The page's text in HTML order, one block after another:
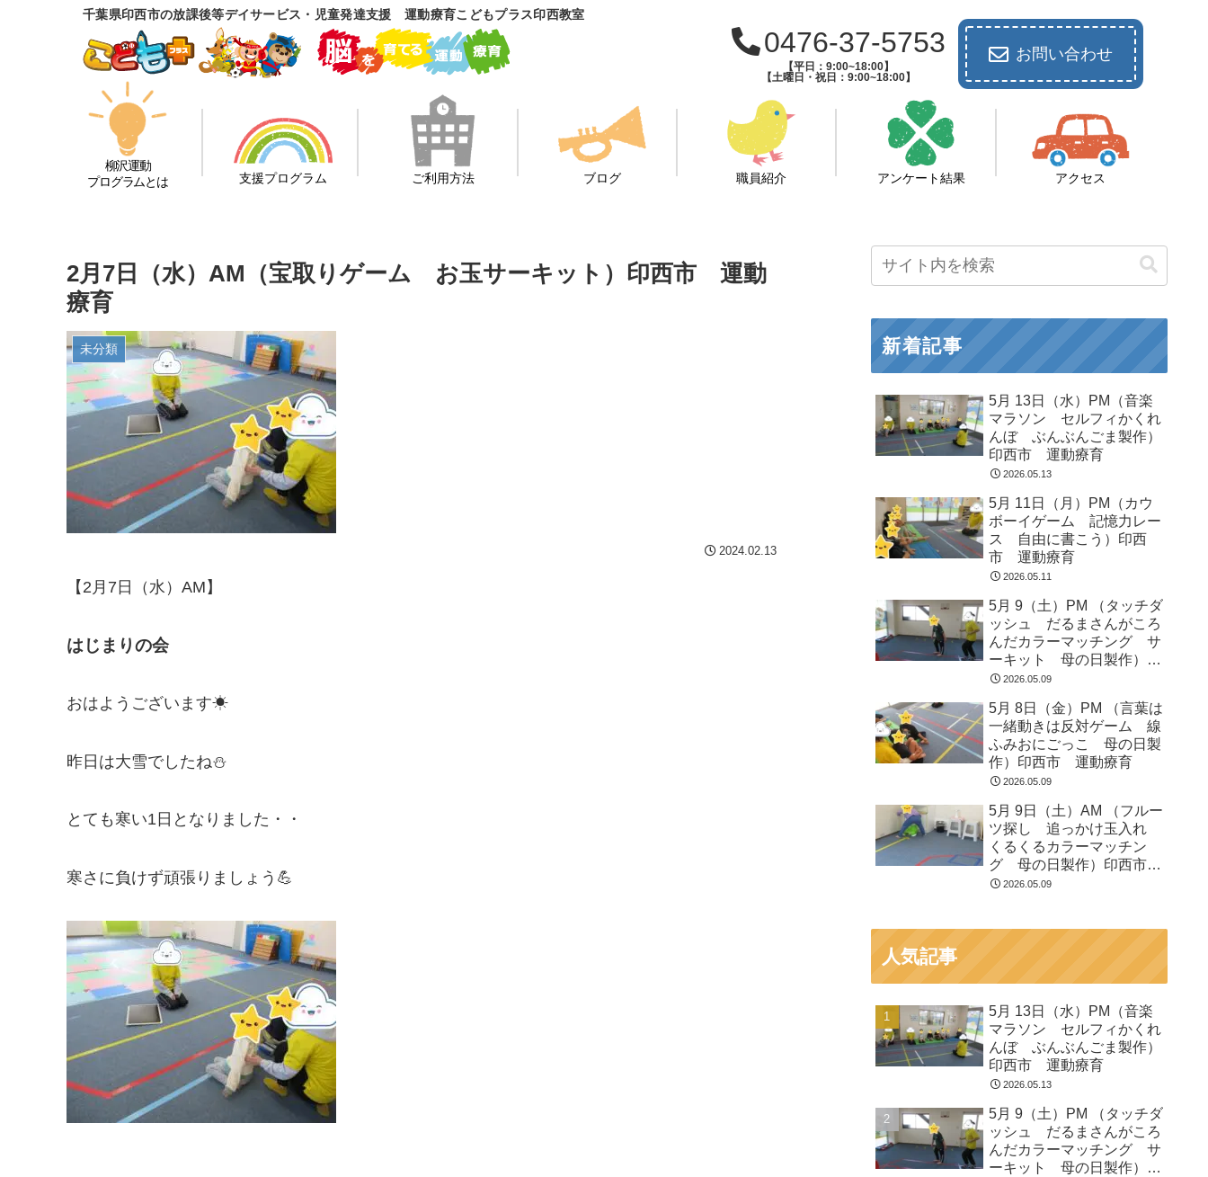
千葉県印西市の放課後等デイサービス・児童発達支援 運動療育こどもプラス印西教室
0476-37-5753
【平日：9:00~18:00】
【土曜日・祝日：9:00~18:00】
お問い合わせ
柳沢運動
プログラムとは
支援プログラム ご利用方法 ブログ 職員紹介 アンケート結果 アクセス
2月7日（水）AM（宝取りゲーム お玉サーキット）印西市 運動
療育
未分類
2024.02.13
【2月7日（水）AM】
はじまりの会
おはようございます☀
昨日は大雪でしたね⛄
とても寒い1日となりました・・
寒さに負けず頑張りましょう💪
新着記事
5月 13日（水）PM（音楽
マラソン セルフィかくれ
んぼ ぶんぶんごま製作）
印西市 運動療育
2026.05.13
5月 11日（月）PM（カウ
ボーイゲーム 記憶力レー
ス 自由に書こう）印西
市 運動療育
2026.05.11
5月 9（土）PM （タッチダ
ッシュ だるまさんがころ
んだカラーマッチング サ
ーキット 母の日製作）印
西市 運動療育
2026.05.09
5月 8日（金）PM （言葉は
一緒動きは反対ゲーム 線
ふみおにごっこ 母の日製
作）印西市 運動療育
2026.05.09
5月 9日（土）AM （フルー
ツ探し 追っかけ玉入れ
くるくるカラーマッチン
グ 母の日製作）印西市
運動療育
2026.05.09
人気記事
5月 13日（水）PM（音楽
マラソン セルフィかくれ
んぼ ぶんぶんごま製作）
印西市 運動療育
2026.05.13
5月 9（土）PM （タッチダ
ッシュ だるまさんがころ
んだカラーマッチング サ
ーキット 母の日製作）印